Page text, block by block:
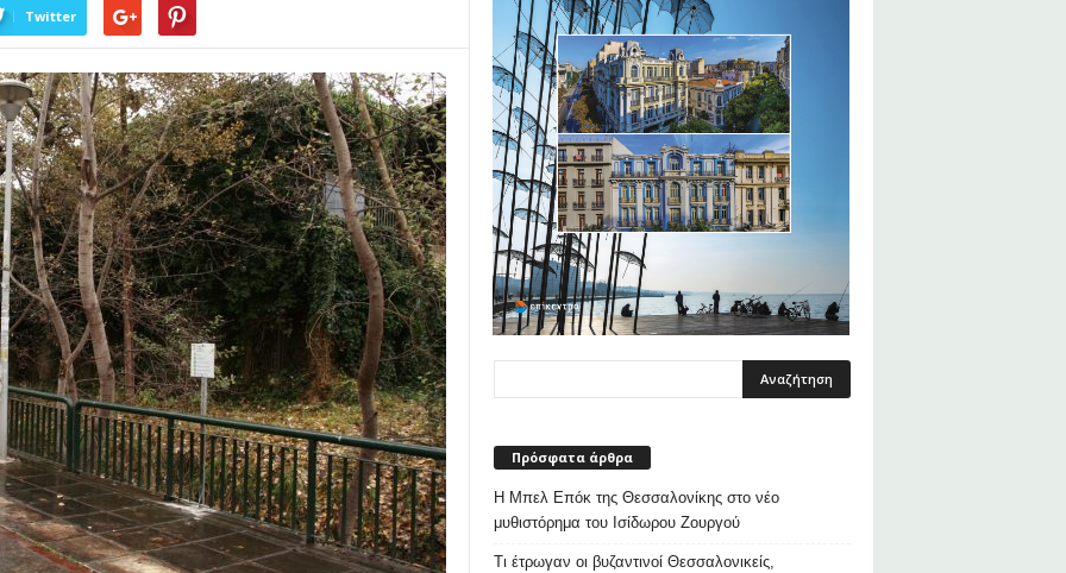
Twitter
Πρόσφατα άρθρα
Η Μπελ Επόκ της Θεσσαλονίκης στο νέο
μυθιστόρημα του Ισίδωρου Ζουργού
Τι έτρωγαν οι βυζαντινοί Θεσσαλονικείς,